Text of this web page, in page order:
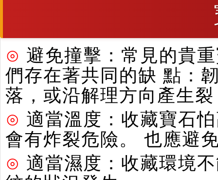
⊙ 避免撞擊：常見的貴
們存在著共同的缺 點：
落，或沿解理方向產生
⊙ 適當溫度：收藏寶石
會有炸裂危險。 也應避
⊙ 適當濕度：收藏環境